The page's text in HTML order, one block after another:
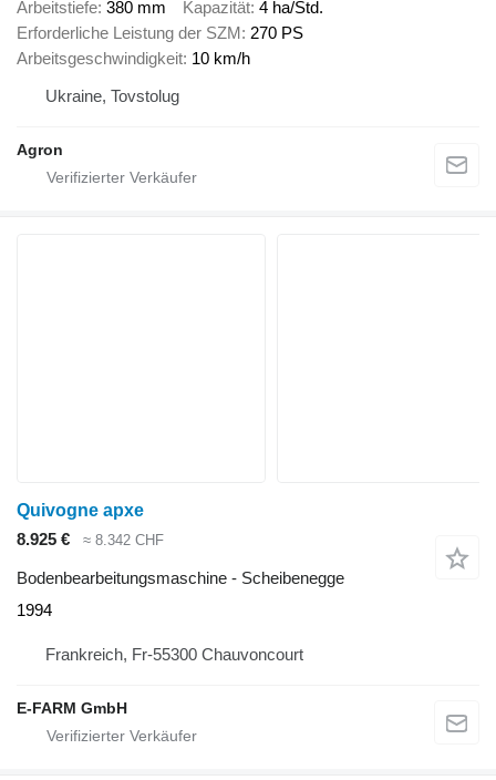
Arbeitstiefe 380 mm Kapazität 4 ha/Std.
Erforderliche Leistung der SZM 270 PS
Arbeitsgeschwindigkeit 10 km/h
Ukraine, Tovstolug
Agron
Quivogne apxe
8.925 €
≈ 8.342 CHF
Bodenbearbeitungsmaschine - Scheibenegge
1994
Frankreich, Fr-55300 Chauvoncourt
E-FARM GmbH